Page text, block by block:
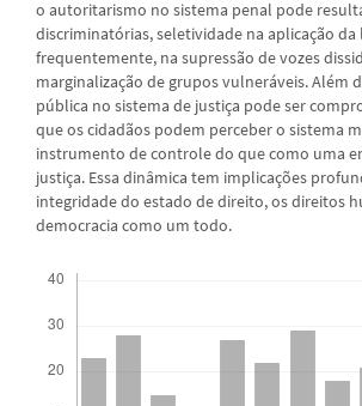
o autoritarismo no sistema penal pode
discriminatórias, seletividade na aplicação da
frequentemente, na supressão de vozes
marginalização de grupos vulneráveis. Além
pública no sistema de justiça pode ser
que os cidadãos podem perceber o sistema
instrumento de controle do que como uma
justiça. Essa dinâmica tem implicações
integridade do estado de direito, os direitos
democracia como um todo.